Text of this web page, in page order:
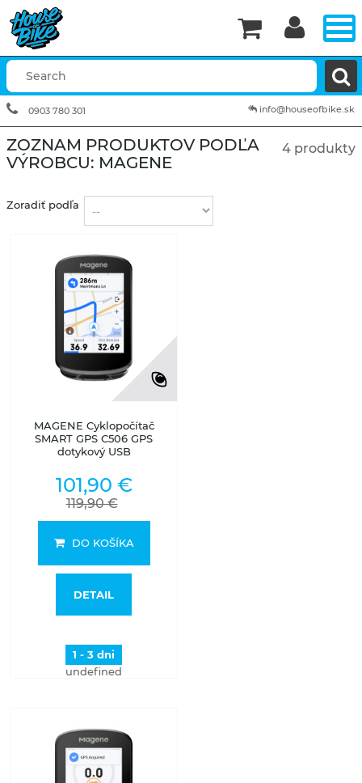
4 produkty
ZOZNAM PRODUKTOV PODĽA
VÝROBCU: MAGENE
Zoradiť podľa
MAGENE Cyklopočítač
SMART GPS C506 GPS
dotykový USB
101,90 €
119,90 €
DO KOŠÍKA
DETAIL
1 - 3 dni
undefined


info@houseofbike.sk
0903 780 301